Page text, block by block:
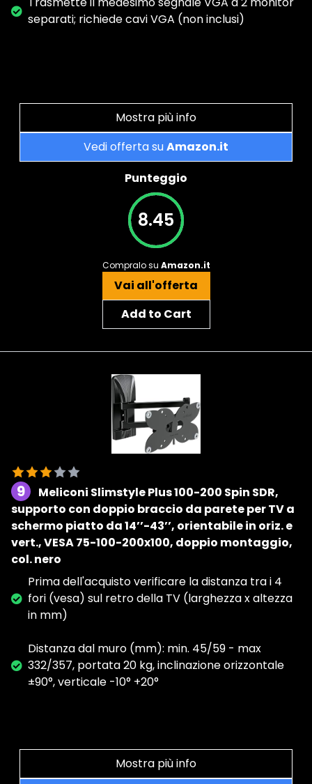
separati; richiede cavi VGA (non inclusi)
Mostra più info
Vedi offerta suAmazon.it
Punteggio
8.45
Compralo su Amazon.it
Vai all'offerta
Add to Cart
9
Meliconi Slimstyle Plus 100-200 Spin SDR,
supporto con doppio braccio da parete per TV a
schermo piatto da 14’’-43’’, orientabile in oriz. e
vert., VESA 75-100-200x100, doppio montaggio,
col. nero
Prima dell'acquisto verificare la distanza tra i 4
fori (vesa) sul retro della TV (larghezza x altezza
in mm)
Distanza dal muro (mm): min. 45/59 - max
332/357, portata 20 kg, inclinazione orizzontale
±90°, verticale -10° +20°
Mostra più info